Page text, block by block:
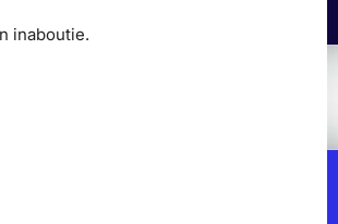
inaboutie.